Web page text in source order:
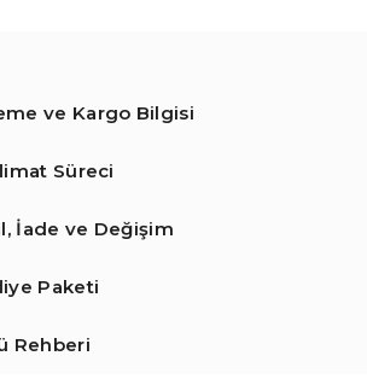
ve Kargo Bilgisi
Süreci
İade ve Değişim
Paketi
Rehberi